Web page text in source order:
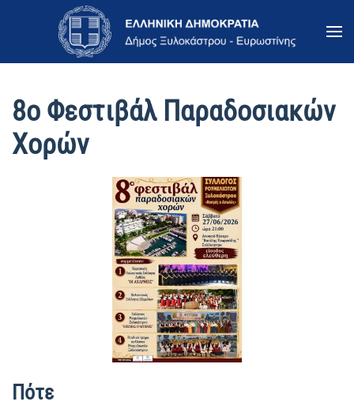
Skip to main content
8ο Φεστιβάλ Παραδοσιακών
Χορών
Πότε